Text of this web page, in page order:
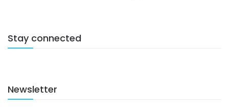
Stay connected
Newsletter